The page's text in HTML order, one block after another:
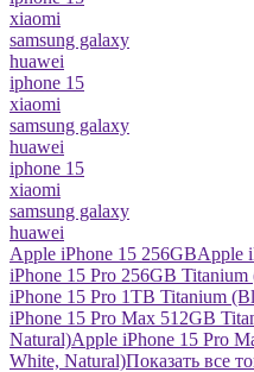
xiaomi
samsung galaxy
huawei
iphone 15
xiaomi
samsung galaxy
huawei
iphone 15
xiaomi
samsung galaxy
huawei
Apple iPhone 15 256GBApple
iPhone 15 Pro 256GB
iPhone 15 Pro 1TB Titanium
iPhone 15 Pro Max 512GB
Natural)Apple iPhone 15 Pro
White, Natural)Показать все